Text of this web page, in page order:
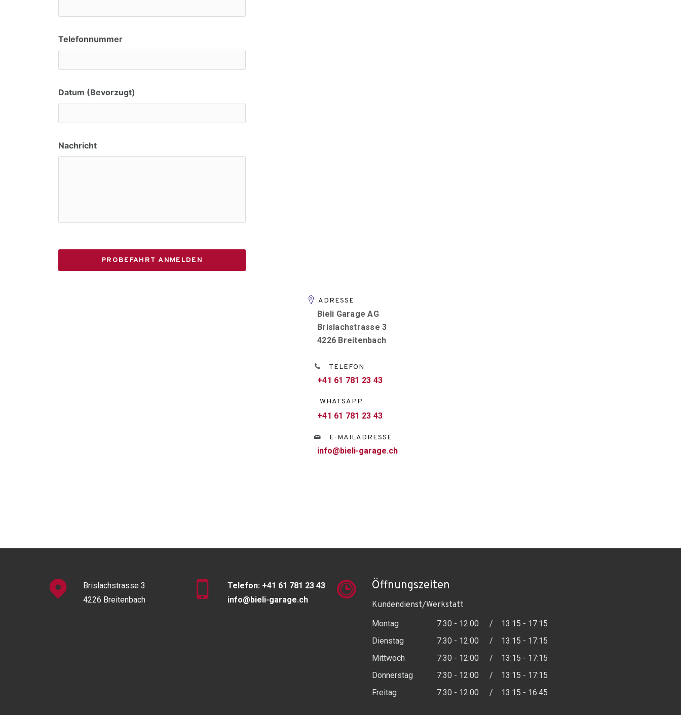
Telefonnummer
Datum (Bevorzugt)
Nachricht
PROBEFAHRT ANMELDEN
ADRESSE
Bieli Garage AG
Brislachstrasse 3
4226 Breitenbach
TELEFON
+41 61 781 23 43
WHATSAPP
+41 61 781 23 43
E-MAILADRESSE
info@bieli-garage.ch
Brislachstrasse 3
4226 Breitenbach
Telefon: +41 61 781 23 43
info@bieli-garage.ch
Öffnungszeiten
Kundendienst/Werkstatt
Montag 7:30 - 12:00 /
13:15 - 17:15
Dienstag
7:30 - 12:00 /
13:15 - 17:15
Mittwoch
7:30 - 12:00 /
13:15 - 17:15
Donnerstag
7:30 - 12:00 /
13:15 - 17:15
Freitag
7:30 - 12:00 / 13:15 - 16:45